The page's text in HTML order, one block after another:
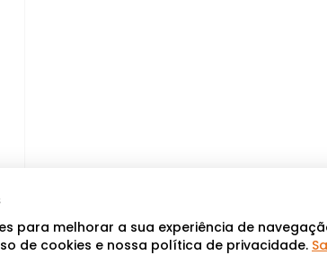
para melhorar a sua experiência de
de cookies e nossa política de privacidade.